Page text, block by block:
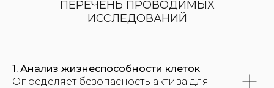
ПЕРЕЧЕНЬ ПРОВОДИМЫХ
ИССЛЕДОВАНИЙ
1. Анализ жизнеспособности клеток
Определяет безопасность актива для